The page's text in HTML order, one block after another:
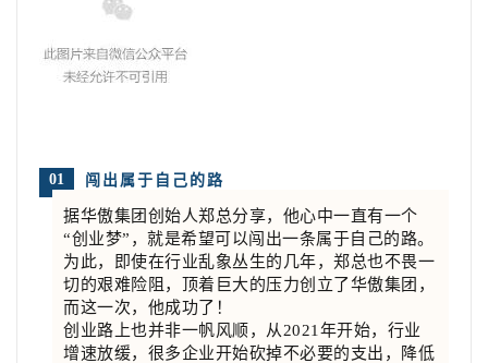
01 闯出属于自己的路
据华傲集团 创始人郑总分享，他心中一直有一个
“创业梦”，就是希望可以闯出一条属于自己的路。
为此，即使在行业乱象丛生的几年，郑总也不畏一
切的艰难险阻，顶着巨大的压力创立了华傲集团，
而这一次，他成功了！
创业路上也并非一帆风顺，从2021年开始，行业
增速放缓，很多企业开始砍掉不必要的支出，降低